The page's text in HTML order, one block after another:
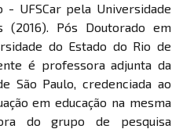
- UFSCar pela Universidade
(2016). Pós Doutorado em
do Estado do Rio de
é professora adjunta da
São Paulo, credenciada ao
em educação na mesma
do grupo de pesquisa